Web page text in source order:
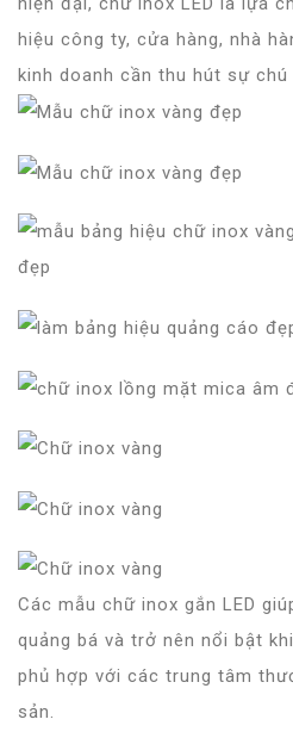
hiệu công ty, cửa hàng, nhà
kinh doanh cần thu hút sự chú
Các mẫu chữ inox gắn LED
quảng bá và trở nên nổi bật
phủ hợp với các trung tâm
sản.